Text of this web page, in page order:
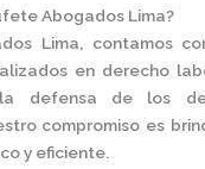
Abogados Lima?
Lima, contamos
en derecho
la defensa de los
compromiso es
y eficiente.